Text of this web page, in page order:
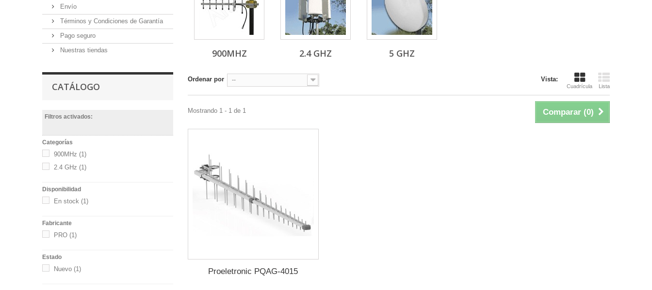
Envío
Términos y Condiciones de Garantía
Pago seguro
Nuestras tiendas
CATÁLOGO
Filtros activados:
Categorías
900MHz (1)
2.4 GHz (1)
Disponibilidad
En stock (1)
Fabricante
PRO (1)
Estado
Nuevo (1)
900MHZ 2.4 GHZ 5 GHZ
Vista:
Cuadrícula Lista
Ordenar por --
Comparar (0)
Mostrando 1 - 1 de 1
Proeletronic PQAG-4015